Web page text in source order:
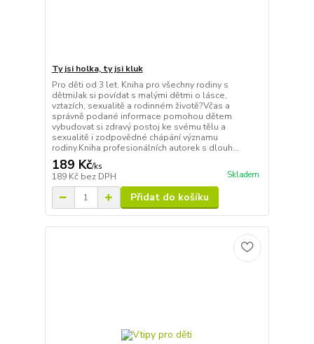
Ty jsi holka, ty jsi kluk
Pro děti od 3 let. Kniha pro všechny rodiny s
dětmiJak si povídat s malými dětmi o lásce,
vztazích, sexualitě a rodinném životě?Včas a
správně podané informace pomohou dětem
vybudovat si zdravý postoj ke svému tělu a
sexualitě i zodpovědné chápání významu
rodiny.Kniha profesionálních autorek s dlouh...
189 Kč/ks
189 Kč bez DPH Skladem
Přidat do košíku